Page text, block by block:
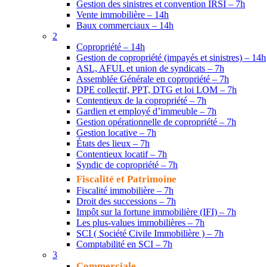
Gestion des sinistres et convention IRSI – 7h
Vente immobilière – 14h
Baux commerciaux – 14h
2
Copropriété – 14h
Gestion de copropriété (impayés et sinistres) – 14h
ASL, AFUL et union de syndicats – 7h
Assemblée Générale en copropriété – 7h
DPE collectif, PPT, DTG et loi LOM – 7h
Contentieux de la copropriété – 7h
Gardien et employé d’immeuble – 7h
Gestion opérationnelle de copropriété – 7h
Gestion locative – 7h
États des lieux – 7h
Contentieux locatif – 7h
Syndic de copropriété – 7h
Fiscalité et Patrimoine
Fiscalité immobilière – 7h
Droit des successions – 7h
Impôt sur la fortune immobilière (IFI) – 7h
Les plus-values immobilières – 7h
SCI ( Société Civile Immobilière ) – 7h
Comptabilité en SCI – 7h
3